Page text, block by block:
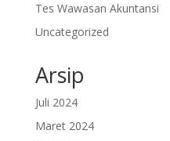
Tes Wawasan Akuntansi
Uncategorized
Arsip
Juli 2024
Maret 2024